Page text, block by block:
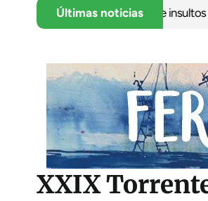
Últimas noticias
una campaña de insultos por un
XXIX